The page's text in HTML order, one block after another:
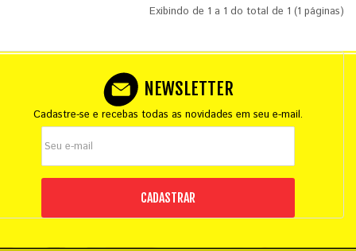
Exibindo de 1 a 1 do total de 1 (1 páginas)
NEWSLETTER
Cadastre-se e recebas todas as novidades em seu e-mail.
CADASTRAR